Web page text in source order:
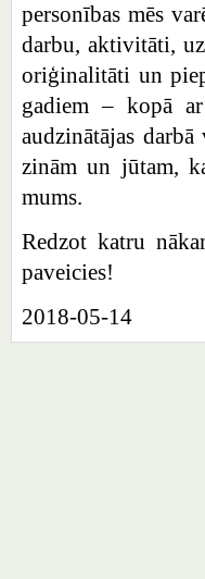
personības mēs
darbu, aktivitāti,
oriģinalitāti un
gadiem – kopā
audzinātājas
zinām un jūtam,
mums.
Redzot katru
paveicies!
2018-05-14